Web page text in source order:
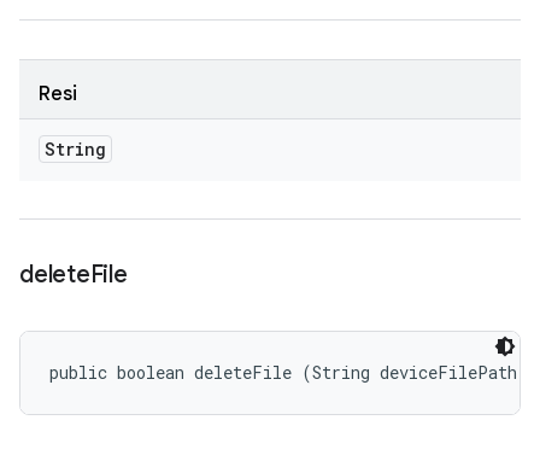
Resi
String
deleteFile
public boolean deleteFile (String deviceFilePath)